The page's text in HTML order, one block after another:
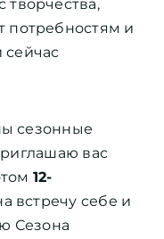
творчества,
потребностям и
сейчас
сезонные
вас
12-
встречу себе и
Сезона